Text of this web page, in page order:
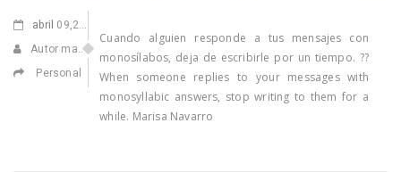
abril 09,2021
Autor manuel
Personal
Cuando alguien responde a tus mensajes con
monosílabos, deja de escribirle por un tiempo. ??
When someone replies to your messages with
monosyllabic answers, stop writing to them for a
while. Marisa Navarro